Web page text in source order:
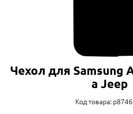
Чехол для Samsung
a Jeep
Код товара: